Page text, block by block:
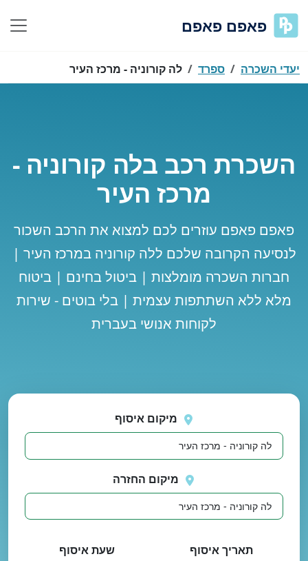
פאפם פאפם
יעדי השכרה ספרד לה קורוניה - מרכז העיר
השכרת רכב בלה קורוניה -
מרכז העיר
פאפם פאפם עוזרים לכם למצוא את הרכב השכור
לנסיעה הקרובה שלכם ללה קורוניה במרכז העיר |
חברות השכרה מומלצות | ביטול בחינם | ביטוח
מלא ללא השתתפות עצמית | בלי בוטים - שירות
לקוחות אנושי בעברית
שוב
מיקום איסוף
מיקום החזרה
תאריך איסוף שעת איסוף